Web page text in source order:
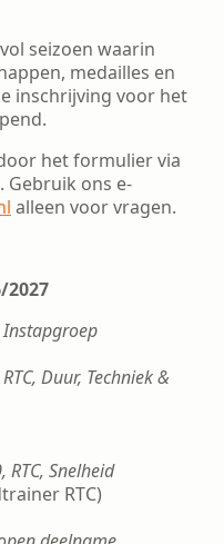
seizoen waarin
medailles en
inschrijving voor het
het formulier via
Gebruik ons e-
alleen voor vragen.
2027
Duur, Techniek &
Snelheid
RTC)